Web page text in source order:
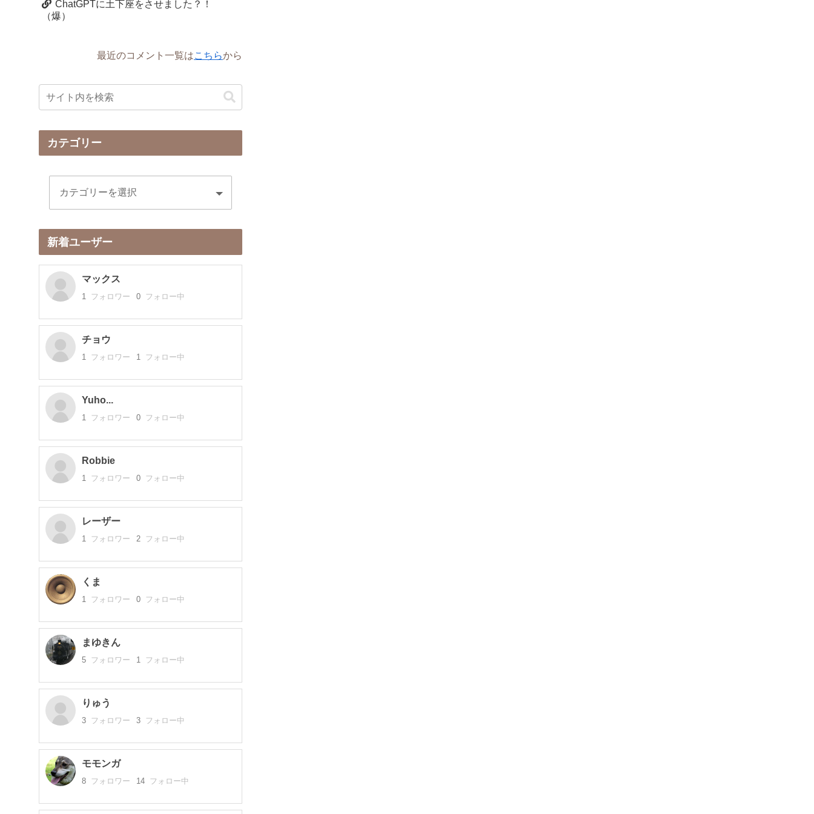
ChatGPTに土下座をさせました？！
（爆）
最近のコメント一覧はこちらから
カテゴリー
新着ユーザー
マックス
1 フォロワー 0 フォロー中
チョウ
1 フォロワー 1 フォロー中
Yuho...
1 フォロワー 0 フォロー中
Robbie
1 フォロワー 0 フォロー中
レーザー
1 フォロワー 2 フォロー中
くま
1 フォロワー 0 フォロー中
まゆきん
5 フォロワー 1 フォロー中
りゅう
3 フォロワー 3 フォロー中
モモンガ
8 フォロワー 14 フォロー中